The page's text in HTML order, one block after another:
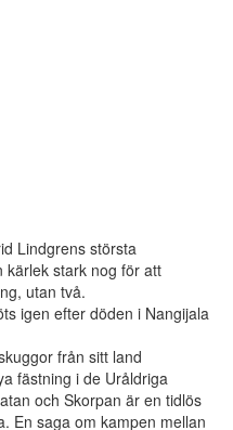
Lindgrens största
kärlek stark nog för att
utan två.
igen efter döden i Nangijala
från sitt land
fästning i de Uråldriga
och Skorpan är en tidlös
En saga om kampen mellan